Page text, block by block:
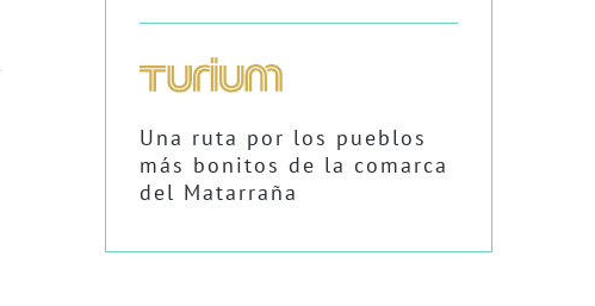
Una ruta por los pueblos
más bonitos de la comarca
del Matarraña